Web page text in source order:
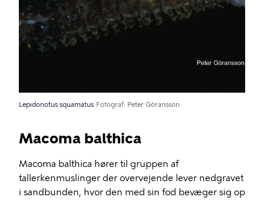
Lepidonotus squamatus Fotograf Peter Göransson
Macoma balthica
Macoma balthica hører til gruppen af
tallerkenmuslinger der overvejende lever nedgravet
i sandbunden, hvor den med sin fod bevæger sig op